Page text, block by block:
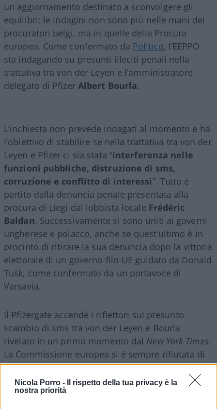
Nicola Porro -
Il rispetto della tua privacy è la
nostra priorità
un aggiornamento destinato a sconvolgere gli
equilibri: le indagini non sono più nelle mani dei
procuratori belgi, ma in quelle della Procura
europea. Come confermato da Politico, l’EEPPO
sta indagando su presunti illeciti penali nella
trattativa tra von der Leyen e l’amministratore
delegato di Pfizer Albert Bourla.
L’inchiesta non prevede indagati al momento e ha
l’obiettivo di stabilire se nella trattativa tra von der
Leyen e Pfizer ci sia stata “interferenza nelle
funzioni pubbliche, distruzione di sms,
corruzione e conflitto di interessi”. Tutto è
partito dalla denuncia penale presentata alla
procura di Liegi dal lobbista locale Frédéric
Baldan. Successivamente si sono uniti ai governi
ungherese e polacco, anche se quest’ultimo è in
procinto di ritirare la sua denuncia dopo la vittoria
elettorale di un governo filo-UE guidato da Donald
Tusk, come confermato da un portavoce di
Varsavia.
Il Pfizergate accende i riflettori sul presunto
scambio di sms tra von der Leyen e Bourla
rivelato in un primo momento dal New York Times.
La Commissione europea si è sempre rifiutata di
rendere noto il contenuto dei messaggi, tanto da
non confermare l’esistenza di questi contatti.
Ricordiamo che l’intesa tra le parti prevedeva